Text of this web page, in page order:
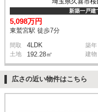
新築一戸建
5,098万円
東鷲宮駅 徒歩7分
間取 4LDK 築年
土地 192.28㎡ 建物
広さの近い物件はこちら